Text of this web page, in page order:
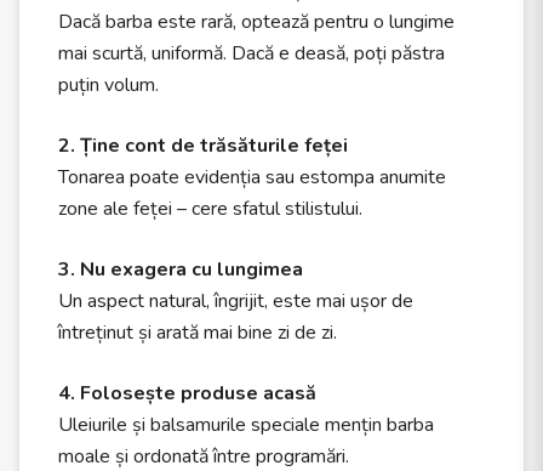
Dacă barba este rară, optează pentru o lungime
mai scurtă, uniformă. Dacă e deasă, poți păstra
puțin volum.
2. Ține cont de trăsăturile feței
Tonarea poate evidenția sau estompa anumite
zone ale feței – cere sfatul stilistului.
3. Nu exagera cu lungimea
Un aspect natural, îngrijit, este mai ușor de
întreținut și arată mai bine zi de zi.
4. Folosește produse acasă
Uleiurile și balsamurile speciale mențin barba
moale și ordonată între programări.